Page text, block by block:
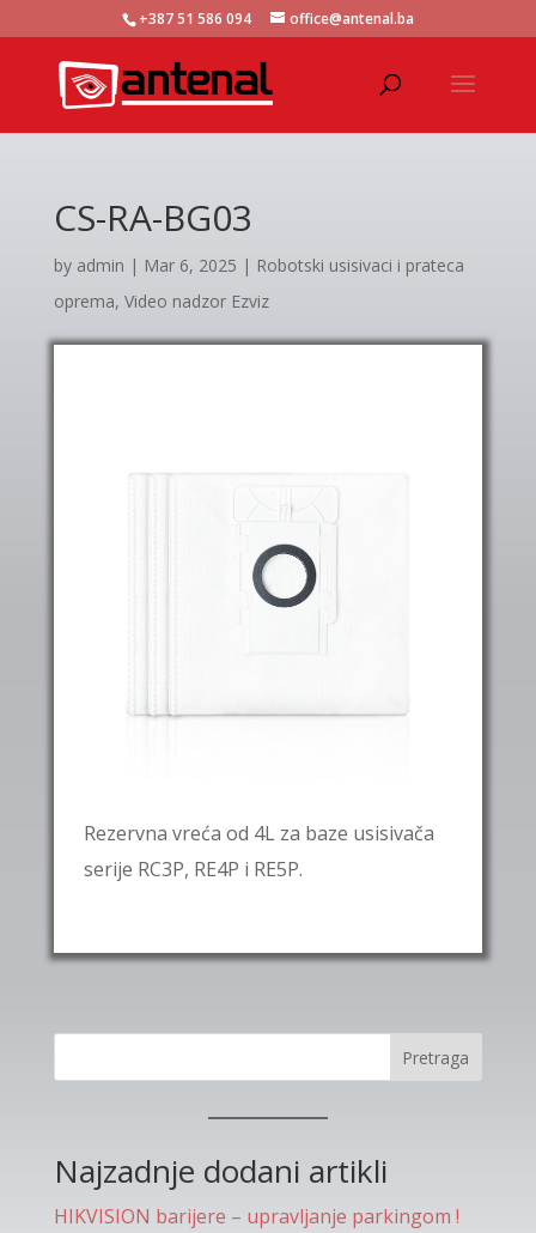
+387 51 586 094 office@antenal.ba
CS-RA-BG03
by admin | Mar 6, 2025 | Robotski usisivaci i prateca
oprema, Video nadzor Ezviz
Rezervna vreća od 4L za baze usisivača
serije RC3P, RE4P i RE5P.
Pretraga
Najzadnje dodani artikli
HIKVISION barijere – upravljanje parkingom !